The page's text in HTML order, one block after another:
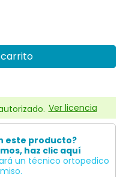
Ver licencia
este producto?
haz clic aquí
un técnico ortopedico